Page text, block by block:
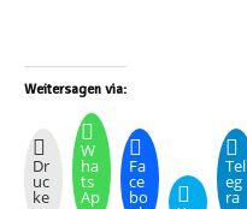
Weitersagen via:
Dr
uc
ke
W
ha
ts
Ap
Fa
ce
bo
Tel
eg
ra